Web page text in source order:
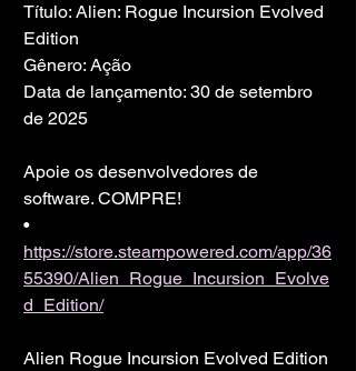
Título: Alien: Rogue Incursion Evolved
Edition
Gênero: Ação
Data de lançamento: 30 de setembro
de 2025
Apoie os desenvolvedores de
software. COMPRE!
•
https://store.steampowered.com/app/36
55390/Alien_Rogue_Incursion_Evolve
d_Edition/
Alien Rogue Incursion Evolved Edition